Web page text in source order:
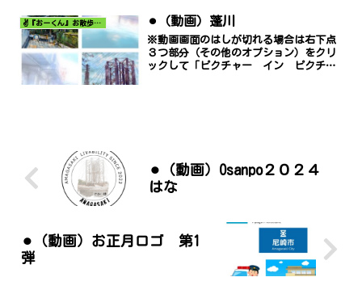
✌️『おーくん』お散歩日記〜どんな出会いがあるだろう〜 ⚫︎（動画）蓬川
※動画画面のはしが切れる場合は右下点
３つ部分（その他のオプション）をクリ
ックして「ピクチャー イン ピクチャ
⚫︎（動画）Osanpo２０２４
はな
⚫︎（動画）お正月ロゴ 第1
弾